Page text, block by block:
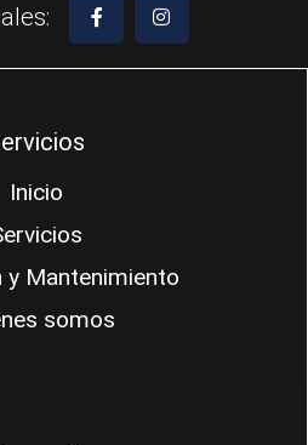
Inicio
y Mantenimiento
somos